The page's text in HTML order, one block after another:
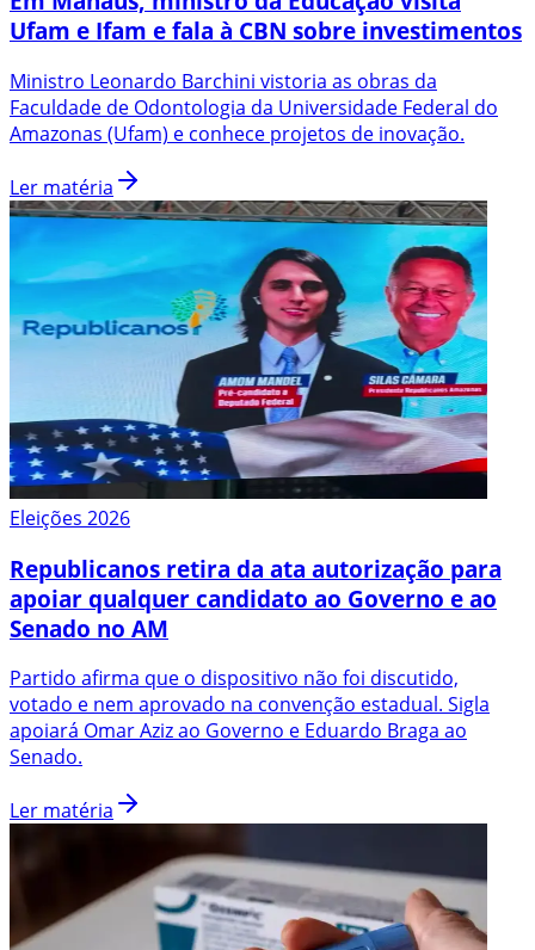
Ufam e Ifam e fala à CBN sobre investimentos
Ministro Leonardo Barchini vistoria as obras da
Faculdade de Odontologia da Universidade Federal do
Amazonas (Ufam) e conhece projetos de inovação.
Ler matéria
Eleições 2026
Republicanos retira da ata autorização para
apoiar qualquer candidato ao Governo e ao
Senado no AM
Partido afirma que o dispositivo não foi discutido,
votado e nem aprovado na convenção estadual. Sigla
apoiará Omar Aziz ao Governo e Eduardo Braga ao
Senado.
Ler matéria